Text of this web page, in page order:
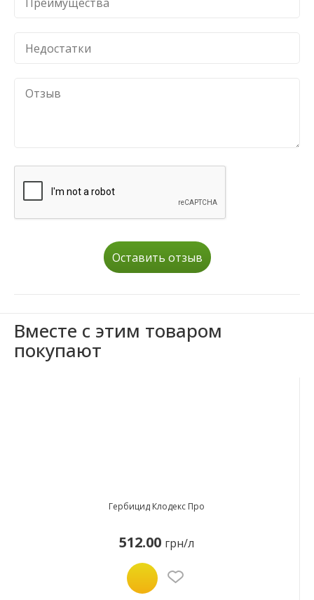
Оставить отзыв
Вместе с этим товаром
покупают
Гербицид Клодекс Про
512.00 грн/л